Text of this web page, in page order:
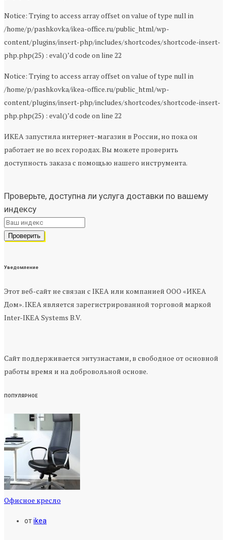
Notice: Trying to access array offset on value of type null in
/home/p/pashkovka/ikea-office.ru/public_html/wp-
content/plugins/insert-php/includes/shortcodes/shortcode-insert-
php.php(25) : eval()’d code on line 22
Notice: Trying to access array offset on value of type null in
/home/p/pashkovka/ikea-office.ru/public_html/wp-
content/plugins/insert-php/includes/shortcodes/shortcode-insert-
php.php(25) : eval()’d code on line 22
ИКЕА запустила интернет-магазин в России, но пока он
работает не во всех городах. Вы можете проверить
доступность заказа с помощью нашего инструмента.
Проверьте, доступна ли услуга доставки по вашему
индексу
Уведомление
Этот веб-сайт не связан с IKEA или компанией ООО «ИКЕА
Дом». IKEA является зарегистрированной торговой маркой
Inter-IKEA Systems B.V.
Сайт поддерживается энтузиастами, в свободное от основной
работы время и на добровольной основе.
ПОПУЛЯРНОЕ
Офисное кресло
отikea